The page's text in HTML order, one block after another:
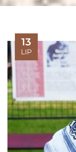
13
LIP